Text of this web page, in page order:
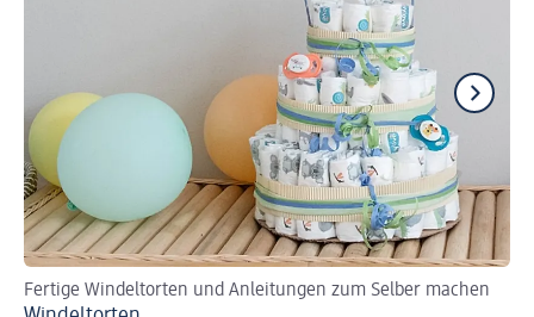
Fertige Windeltorten und Anleitungen zum Selber machen